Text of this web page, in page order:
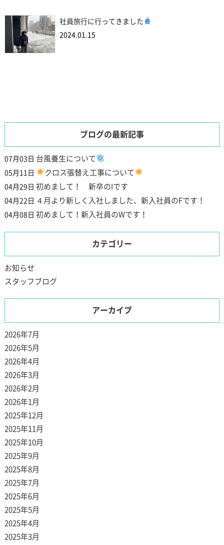
社員旅行に行ってきました
2024.01.15
ブログの最新記事
07月03日 台風養生について
05月11日 クロス張替え工事について
04月29日 初めまして！ 新卒のIです
04月22日 ４月より新しく入社しました、新入社員のFです！
04月08日 初めまして！新入社員のWです！
カテゴリー
お知らせ
スタッフブログ
アーカイブ
2026年7月
2026年5月
2026年4月
2026年3月
2026年2月
2026年1月
2025年12月
2025年11月
2025年10月
2025年9月
2025年8月
2025年7月
2025年6月
2025年5月
2025年4月
2025年3月